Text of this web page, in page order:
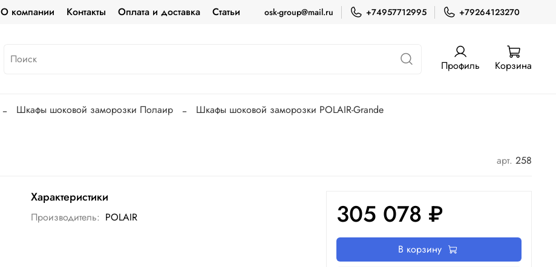
О компании Контакты Оплата и доставка Статьи osk-group@mail.ru +74957712995 +79264123270
Профиль Корзина
Шкафы шоковой заморозки Полаир Шкафы шоковой заморозки POLAIR-Grande
арт. 258
Характеристики
Производитель: POLAIR 305 078 ₽
В корзину